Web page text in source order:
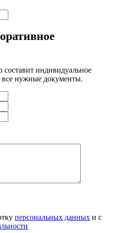
индивидуальное
нужные документы.
персональных данных и с